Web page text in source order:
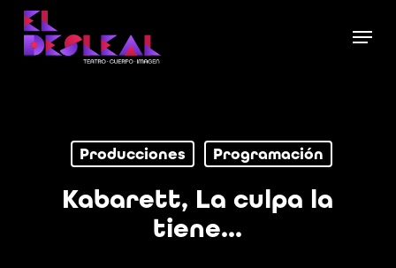
Skip
main
Menu
Producciones Programación
Kabarett, La culpa la
tiene…